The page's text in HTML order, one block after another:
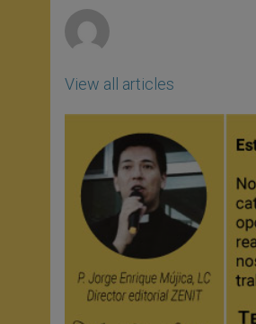
View all articles